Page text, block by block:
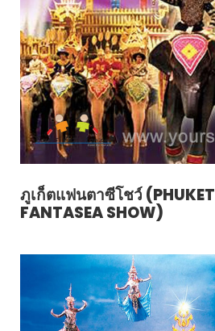
ภูเก็ตแฟนตาซีโชว์ (PHUKET
FANTASEA SHOW)